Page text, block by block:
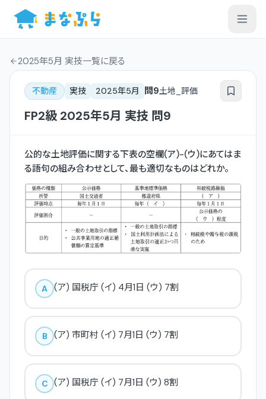
2025年5月 実技一覧に戻る
不動産 実技 2025年5月 問9土地_評価
FP2級 2025年5月 実技 問9
公的な土地評価に関する下表の空欄(ア)-(ウ)にあてはま
る語句の組み合わせとして、最も適切なものはどれか。
A (ア) 国税庁 (イ) 4月1日 (ウ) 7割
B (ア) 市町村 (イ) 7月1日 (ウ) 7割
C (ア) 国税庁 (イ) 7月1日 (ウ) 8割